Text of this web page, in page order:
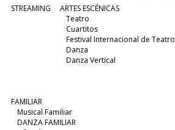
STREAMING
ARTES ESCÉNICAS
Teatro
Cuartitos
Festival Internacional de Teatro
Danza
Danza Vertical
FAMILIAR
Musical Familiar
DANZA FAMILIAR